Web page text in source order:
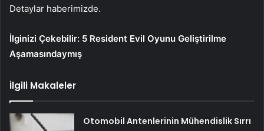
Detaylar haberimizde.
İlginizi Çekebilir: 5 Resident Evil Oyunu Geliştirilme
Aşamasındaymış
İlgili Makaleler
Otomobil Antenlerinin Mühendislik Sırrı